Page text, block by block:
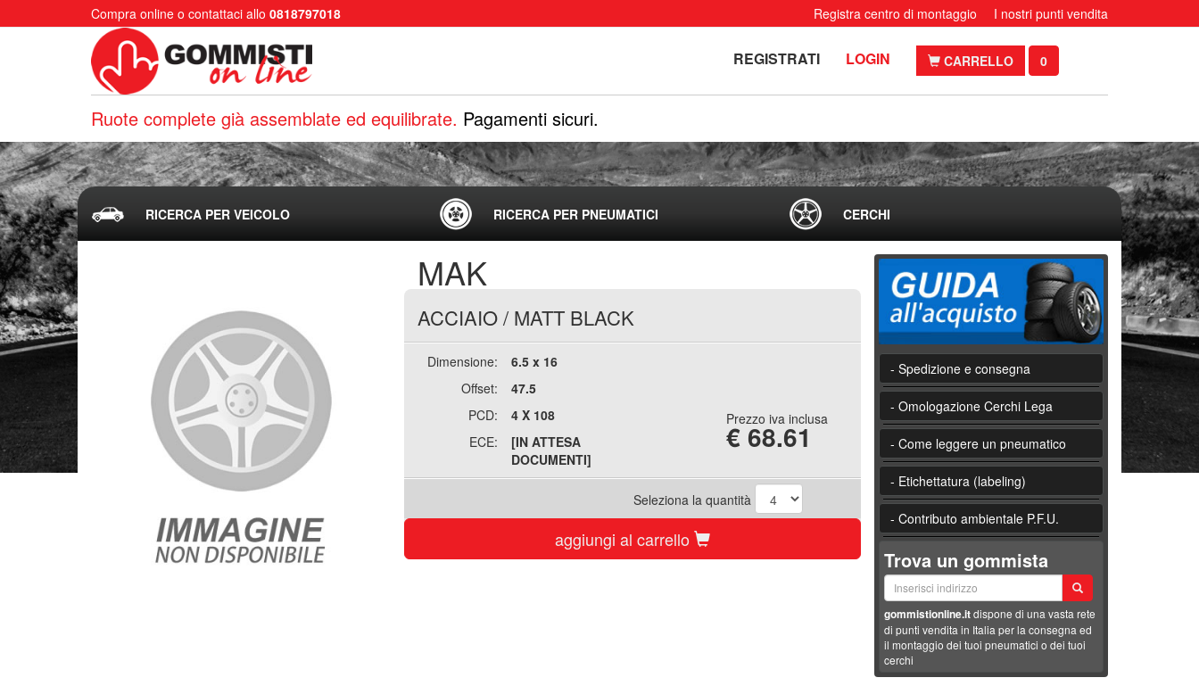
Compra online o contattaci allo 0818797018 Registra centro di montaggio I nostri punti vendita
REGISTRATI LOGIN CARRELLO 0
Ruote complete già assemblate ed equilibrate. Pagamenti sicuri.
RICERCA PER VEICOLO RICERCA PER PNEUMATICI CERCHI
MAK
ACCIAIO/ MATT BLACK
Dimensione:
6.5 x 16
Offset:
47.5
PCD:
4 X 108
ECE:
[IN ATTESA
DOCUMENTI]
Prezzo iva inclusa
€ 68.61
Seleziona la quantità
aggiungi al carrello
- Spedizione e consegna
- Omologazione Cerchi Lega
- Come leggere un pneumatico
- Etichettatura (labeling)
- Contributo ambientale P.F.U.
Trova un gommista
gommistionline.itdispone di una vasta rete
di punti vendita in Italia per la consegna ed
il montaggio dei tuoi pneumatici o dei tuoi
cerchi